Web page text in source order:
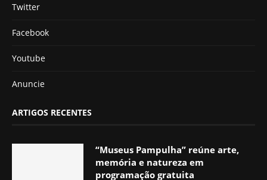
Twitter
Facebook
Youtube
Anuncie
ARTIGOS RECENTES
“Museus Pampulha” reúne arte,
memória e natureza em
programação gratuita